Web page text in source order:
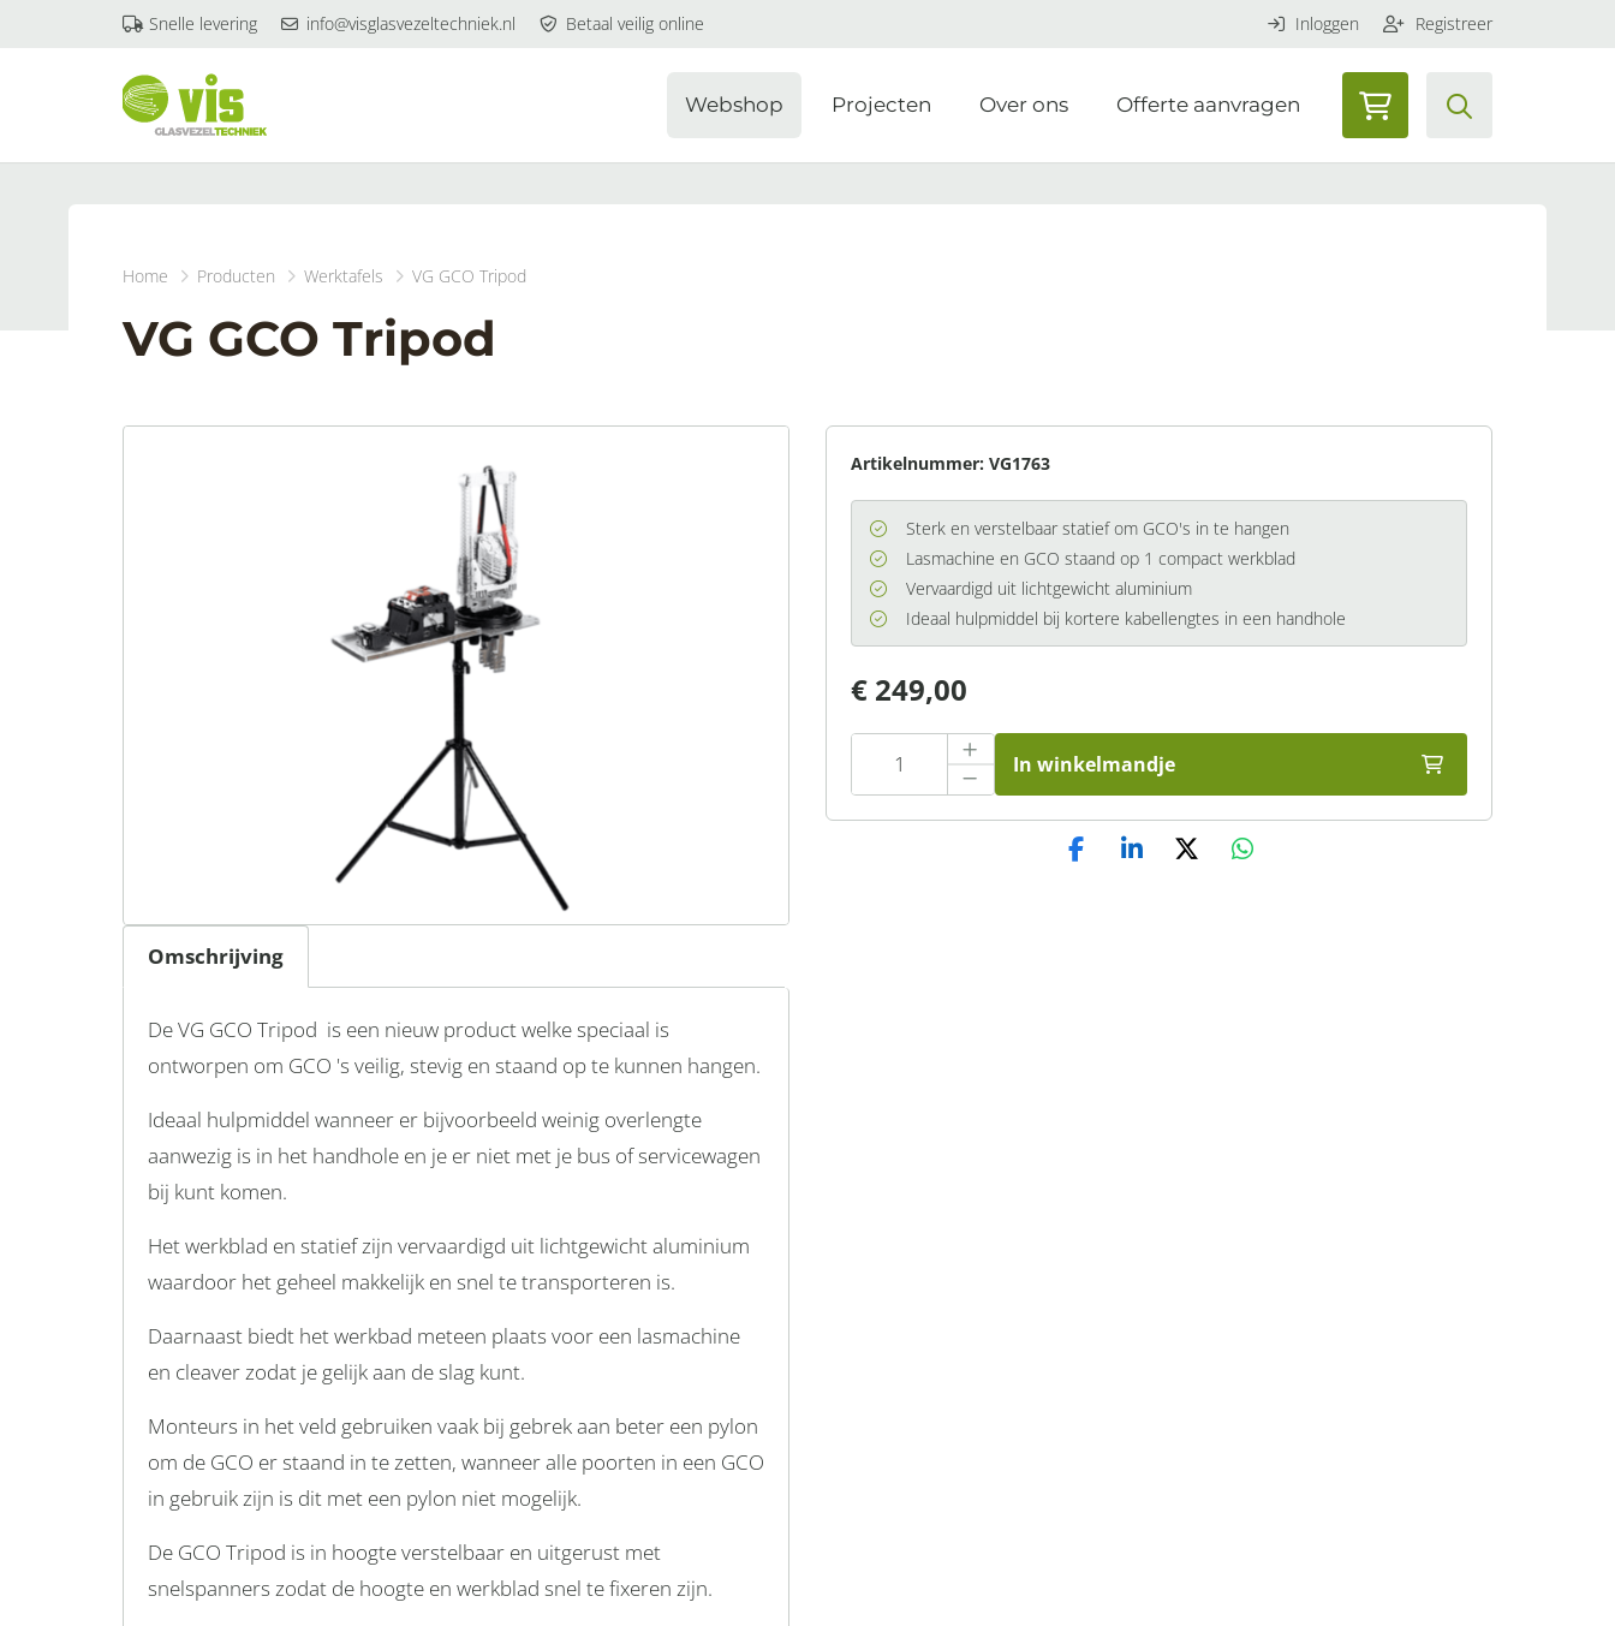
Home Producten Werktafels VG GCO Tripod
VG GCO Tripod
Omschrijving
De VG GCO Tripod is een nieuw product welke speciaal is
ontworpen om GCO 's veilig, stevig en staand op te kunnen hangen.
Ideaal hulpmiddel wanneer er bijvoorbeeld weinig overlengte
aanwezig is in het handhole en je er niet met je bus of servicewagen
bij kunt komen.
Het werkblad en statief zijn vervaardigd uit lichtgewicht aluminium
waardoor het geheel makkelijk en snel te transporteren is.
Daarnaast biedt het werkbad meteen plaats voor een lasmachine
en cleaver zodat je gelijk aan de slag kunt.
Monteurs in het veld gebruiken vaak bij gebrek aan beter een pylon
om de GCO er staand in te zetten, wanneer alle poorten in een GCO
in gebruik zijn is dit met een pylon niet mogelijk.
De GCO Tripod is in hoogte verstelbaar en uitgerust met
snelspanners zodat de hoogte en werkblad snel te fixeren zijn.
Artikelnummer: VG1763
Sterk en verstelbaar statief om GCO's in te hangen
Lasmachine en GCO staand op 1 compact werkblad
Vervaardigd uit lichtgewicht aluminium
Ideaal hulpmiddel bij kortere kabellengtes in een handhole
€ 249,00
In winkelmandje
Snelle levering info@visglasvezeltechniek.nl Betaal veilig online Inloggen Registreer
Webshop Projecten Over ons Offerte aanvragen